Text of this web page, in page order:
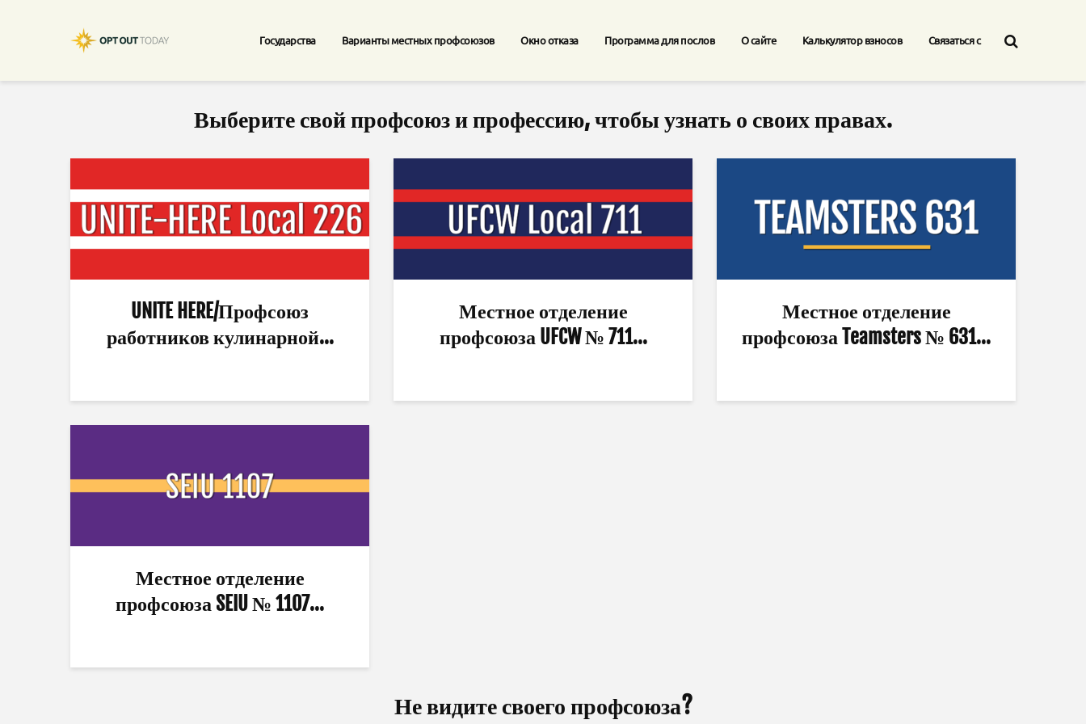
Государства Варианты местных профсоюзов Окно отказа Программа для послов О сайте Калькулятор взносов Связаться с
Выберите свой профсоюз и профессию, чтобы узнать о своих правах.
UNITE HERE/Профсоюз
работников кулинарной...
Местное отделение
профсоюза UFCW № 711...
Местное отделение
профсоюза Teamsters № 631...
Местное отделение
профсоюза SEIU № 1107...
Не видите своего профсоюза?